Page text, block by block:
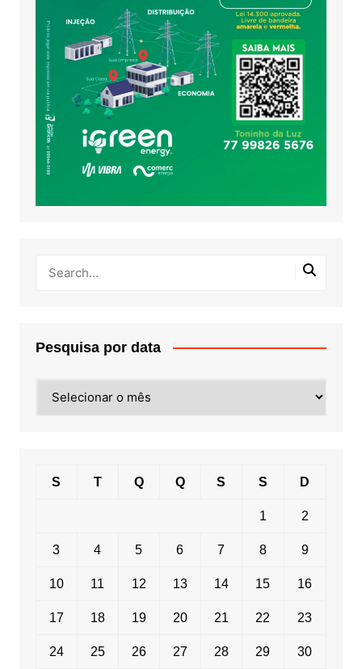
Pesquisa por data
por
S T Q Q S S D
1 2
3 4 5 6 7 8 9
10 11 12 13 14 15 16
17 18 19 20 21 22 23
24 25 26 27 28 29 30